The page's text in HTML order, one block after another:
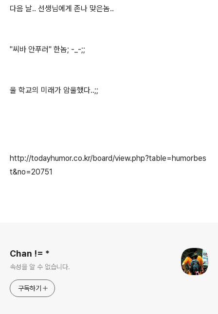
다음 날.. 선생님에게 존나 맞은놈..
"씨바 안푸러" 한놈; -_-;;
울 학교의 미래가 암울했다..;;
http://todayhumor.co.kr/board/view.php?table=humorbes
t&no=20751
Chan != *
속성을 알 수 없습니다.
구독하기